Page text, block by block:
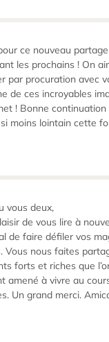
ce nouveau
les prochains ! On
par procuration avec
de ces incroyables
! Bonne continuation
moins lointain cette
vous deux,
de vous lire à
de faire défiler vos
Vous nous faites
forts et riches que
amené à vivre au
Un grand merci.